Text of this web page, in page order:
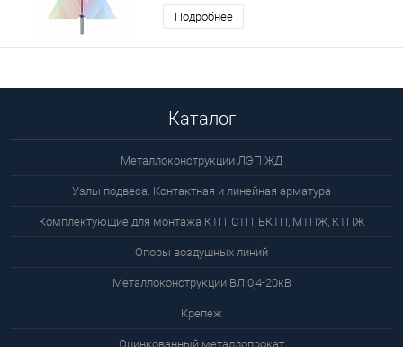
Подробнее
Каталог
Металлоконструкции ЛЭП ЖД
Узлы подвеса. Контактная и линейная арматура
Комплектующие для монтажа КТП, СТП, БКТП, МТПЖ, КТПЖ
Опоры воздушных линий
Металлоконструкции ВЛ 0,4-20кВ
Крепеж
Оцинкованный металлопрокат